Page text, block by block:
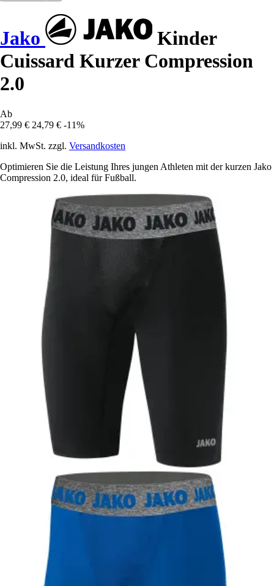
Jako
Kinder
Cuissard Kurzer Compression
2.0
Ab
27,99 € 24,79 € -11%
inkl. MwSt. zzgl. Versandkosten
Optimieren Sie die Leistung Ihres jungen Athleten mit der kurzen Jako
Compression 2.0, ideal für Fußball.